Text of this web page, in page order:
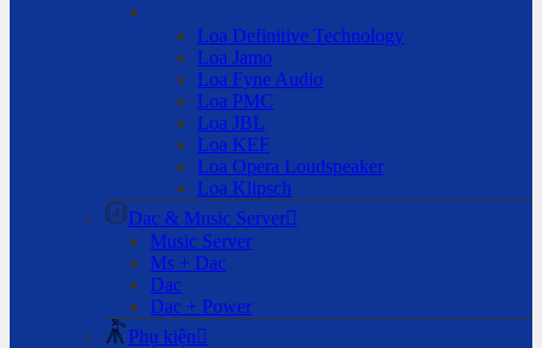
Loa Definitive Technology
Loa Jamo
Loa Fyne Audio
Loa PMC
Loa JBL
Loa KEF
Loa Opera Loudspeaker
Loa Klipsch
Dac & Music Server
Music Server
Ms + Dac
Dac
Dac + Power
Phụ kiện